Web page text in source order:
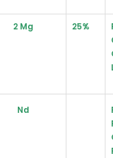
2 Mg 25%
Nd